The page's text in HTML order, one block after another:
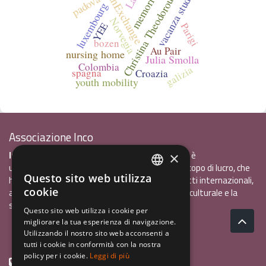
Christina Theodorou
Julia Smolla
luxembourg memories
Norvegia
nursing home
vacanza studio
youth mobility
Au Pair
bozen
Colombia Croaziagalizia
Parigi
spagna
YEE
Associazione Inco
InCo - Interculturalità & Comunicazione APSè
un'associazione di promozione sociale, senza scopo di lucro, che
ha l'obiettivo di promuovere gli scambi e i contatti internazionali,
al fine accrescere tra i giovani la sensibilità interculturale e la
solidarietà internazionale.
Privacy policy.pdf120,41 kB
+39 0461 1822775
GERMAN
×
Questo sito web utilizza
cookie
Questo sito web utilizza i cookie per
migliorare la tua esperienza di navigazione.
Utilizzando il nostro sito web acconsenti a
tutti i cookie in conformità con la nostra
policy per i cookie. Leggi di più